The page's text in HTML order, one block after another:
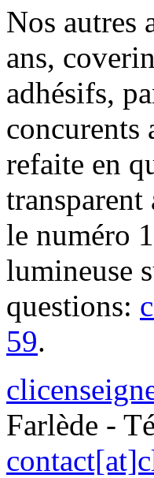
Nos autres
ans,
adhésifs,
concurents
refaite en
transparent
le numéro
lumineuse
questions:
59.
Farlède -